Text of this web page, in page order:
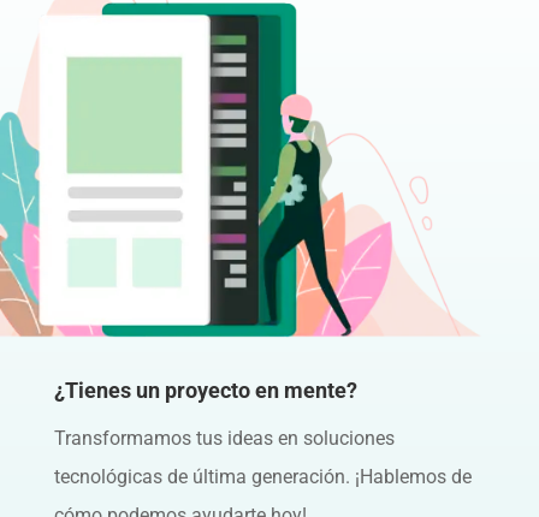
¿Tienes un proyecto en mente?
Transformamos tus ideas en soluciones
tecnológicas de última generación. ¡Hablemos de